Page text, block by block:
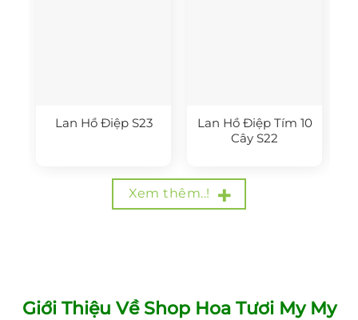
Lan Hồ Điệp S23
Lan Hồ Điệp Tím 10
Cây S22
Xem thêm..!
Giới Thiệu Về Shop Hoa Tươi My My